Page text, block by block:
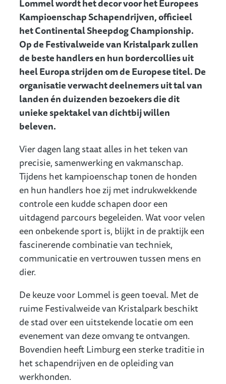
Lommel wordt het decor voor het Europees
Kampioenschap Schapendrijven, officieel
het Continental Sheepdog Championship.
Op de Festivalweide van Kristalpark zullen
de beste handlers en hun bordercollies uit
heel Europa strijden om de Europese titel. De
organisatie verwacht deelnemers uit tal van
landen én duizenden bezoekers die dit
unieke spektakel van dichtbij willen
beleven.
Vier dagen lang staat alles in het teken van
precisie, samenwerking en vakmanschap.
Tijdens het kampioenschap tonen de honden
en hun handlers hoe zij met indrukwekkende
controle een kudde schapen door een
uitdagend parcours begeleiden. Wat voor velen
een onbekende sport is, blijkt in de praktijk een
fascinerende combinatie van techniek,
communicatie en vertrouwen tussen mens en
dier.
De keuze voor Lommel is geen toeval. Met de
ruime Festivalweide van Kristalpark beschikt
de stad over een uitstekende locatie om een
evenement van deze omvang te ontvangen.
Bovendien heeft Limburg een sterke traditie in
het schapendrijven en de opleiding van
werkhonden.